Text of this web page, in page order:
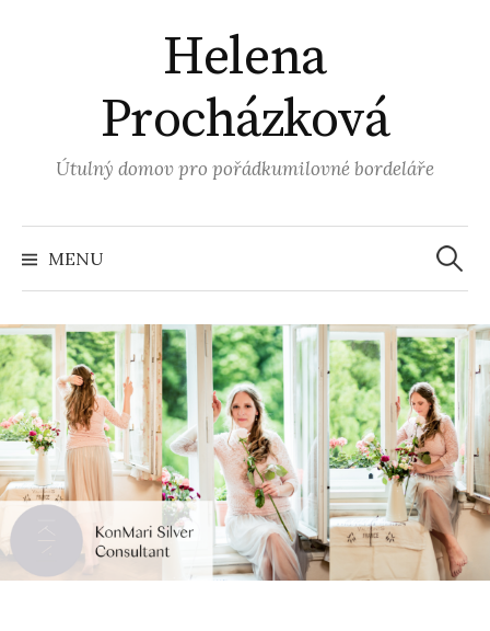
Helena
Procházková
Útulný domov pro pořádkumilovné bordeláře
MENU